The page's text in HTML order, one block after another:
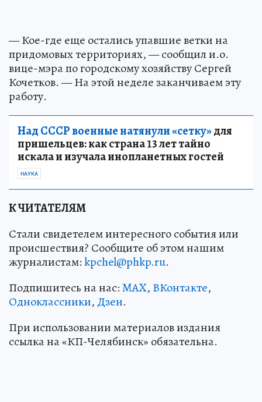
— Кое-где еще остались упавшие ветки на
придомовых территориях, — сообщил и.о.
вице-мэра по городскому хозяйству Сергей
Кочетков. — На этой неделе заканчиваем эту
работу.
Над СССР военные натянули «сетку»для
пришельцев: как страна 13 лет тайно
искала и изучала инопланетных гостей
НАУКА
К ЧИТАТЕЛЯМ
Стали свидетелем интересного события или
происшествия? Сообщите об этом нашим
журналистам:kpchel@phkp.ru.
Подпишитесь на нас:MAX, ВКонтакте,
Одноклассники, Дзен.
При использовании материалов издания
ссылка на «КП-Челябинск» обязательна.